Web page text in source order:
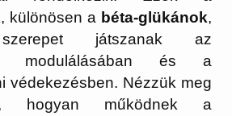
különösen a béta-glükánok,
szerepet játszanak az
modulálásában és a
védekezésben. Nézzük meg
hogyan működnek a